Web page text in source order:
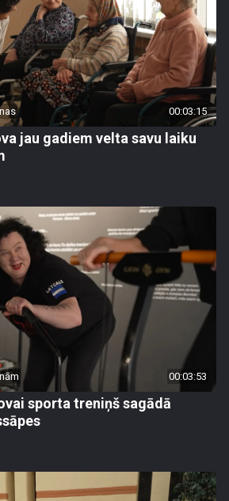
00:03:15
jau gadiem velta savu laiku
00:03:53
sporta treniņš sagādā